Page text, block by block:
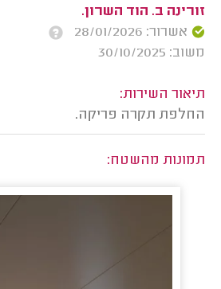
זורינה ב. הוד השרון.
אשרור: 28/01/2026
משוב: 30/10/2025
תיאור השירות:
החלפת תקרה פריקה.
תמונות מהשטח: